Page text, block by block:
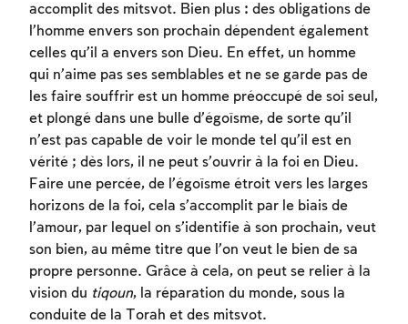
accomplit des mitsvot. Bien plus : des obligations de
l’homme envers son prochain dépendent également
celles qu’il a envers son Dieu. En effet, un homme
qui n’aime pas ses semblables et ne se garde pas de
les faire souffrir est un homme préoccupé de soi seul,
et plongé dans une bulle d’égoïsme, de sorte qu’il
n’est pas capable de voir le monde tel qu’il est en
vérité ; dès lors, il ne peut s’ouvrir à la foi en Dieu.
Faire une percée, de l’égoïsme étroit vers les larges
horizons de la foi, cela s’accomplit par le biais de
l’amour, par lequel on s’identifie à son prochain, veut
son bien, au même titre que l’on veut le bien de sa
propre personne. Grâce à cela, on peut se relier à la
vision du tiqoun, la réparation du monde, sous la
conduite de la Torah et des mitsvot.
Connexion